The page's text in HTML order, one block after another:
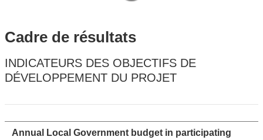
Cadre de résultats
INDICATEURS DES OBJECTIFS DE
DÉVELOPPEMENT DU PROJET
Annual Local Government budget in participating